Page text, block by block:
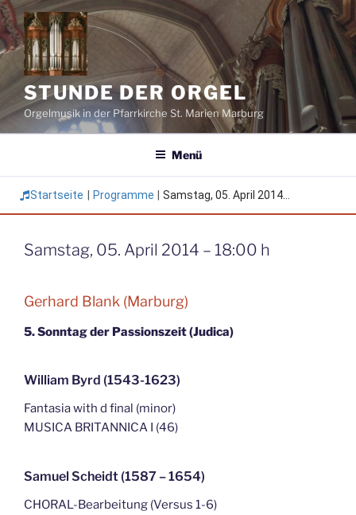
Zum
Inhalt
springen
STUNDE DER ORGEL
Orgelmusik in der Pfarrkirche St. Marien Marburg
Menü
Startseite Programme Samstag, 05. April 2014...
Samstag, 05. April 2014 – 18:00 h
Gerhard Blank (Marburg)
5. Sonntag der Passionszeit (Judica)
William Byrd (1543-1623)
Fantasia with d final (minor)
MUSICA BRITANNICA I (46)
Samuel Scheidt (1587 – 1654)
CHORAL-Bearbeitung (Versus 1-6)